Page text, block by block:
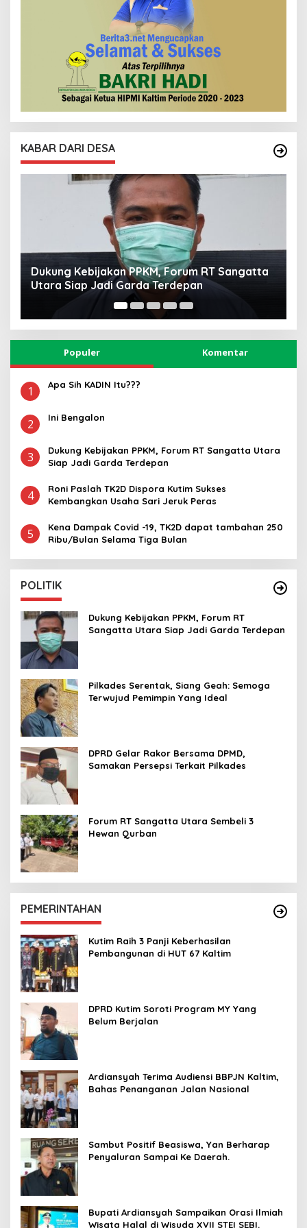
KABAR DARI DESA
Forum RT Sangatta Utara Sembeli 3 Hewan
Qurban
Populer Komentar
1 Apa Sih KADIN Itu???
2 Ini Bengalon
3
Dukung Kebijakan PPKM, Forum RT Sangatta Utara
Siap Jadi Garda Terdepan
4
Roni Paslah TK2D Dispora Kutim Sukses
Kembangkan Usaha Sari Jeruk Peras
5
Kena Dampak Covid -19, TK2D dapat tambahan 250
Ribu/Bulan Selama Tiga Bulan
POLITIK
Dukung Kebijakan PPKM, Forum RT
Sangatta Utara Siap Jadi Garda Terdepan
Pilkades Serentak, Siang Geah: Semoga
Terwujud Pemimpin Yang Ideal
DPRD Gelar Rakor Bersama DPMD,
Samakan Persepsi Terkait Pilkades
Forum RT Sangatta Utara Sembeli 3
Hewan Qurban
PEMERINTAHAN
Kutim Raih 3 Panji Keberhasilan
Pembangunan di HUT 67 Kaltim
DPRD Kutim Soroti Program MY Yang
Belum Berjalan
Ardiansyah Terima Audiensi BBPJN Kaltim,
Bahas Penanganan Jalan Nasional
Sambut Positif Beasiswa, Yan Berharap
Penyaluran Sampai Ke Daerah.
Bupati Ardiansyah Sampaikan Orasi Ilmiah
Wisata Halal di Wisuda XVII STEI SEBI.